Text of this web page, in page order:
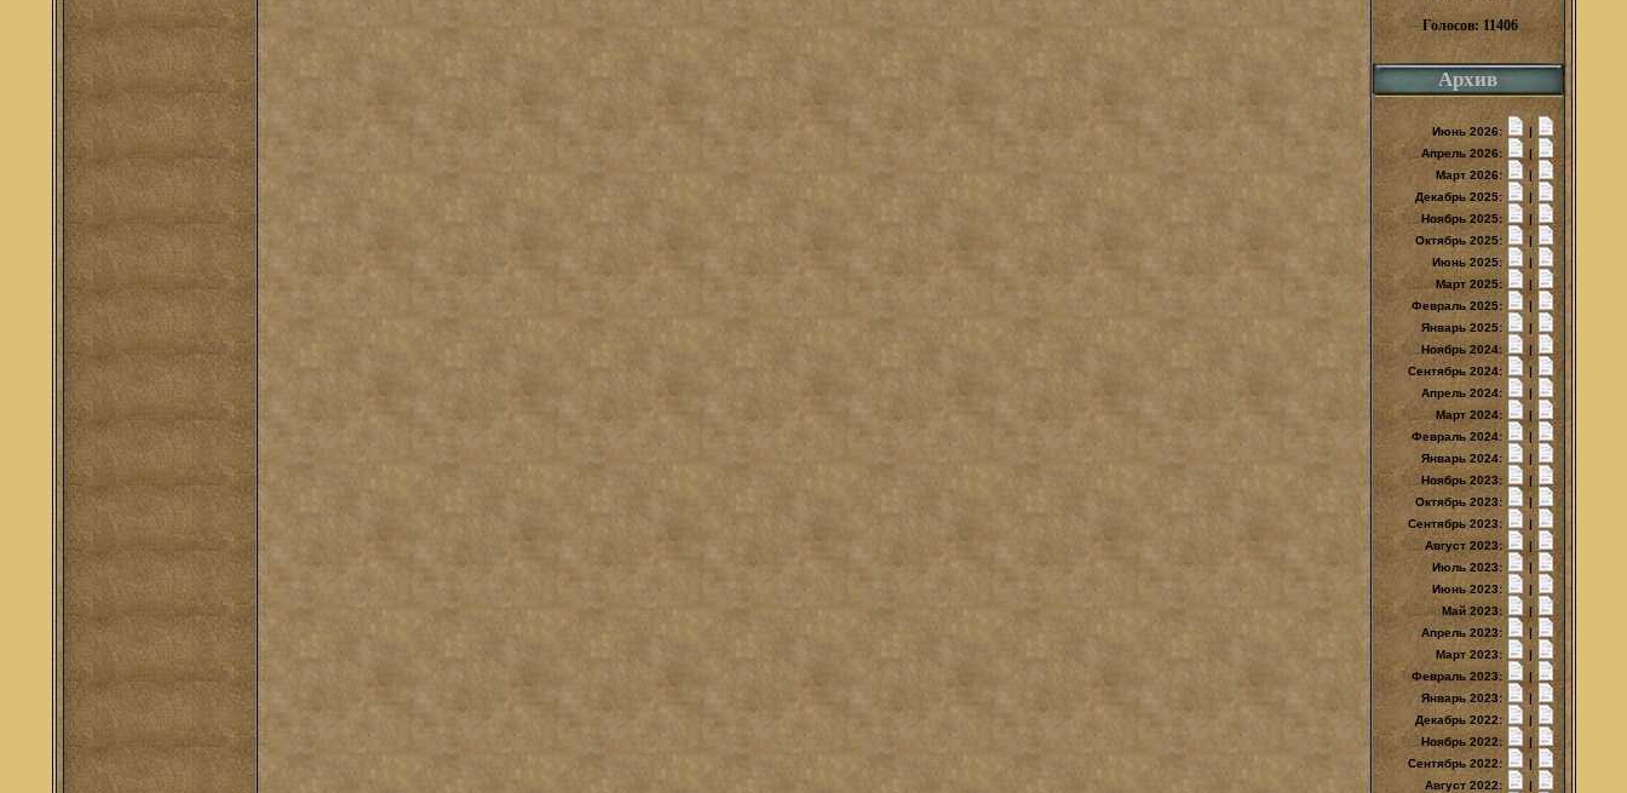
Голосов: 11406
Архив
Июнь 2026:
|
Апрель 2026:
|
Март 2026:
|
Декабрь 2025:
|
Ноябрь 2025:
|
Октябрь 2025:
|
Июнь 2025:
|
Март 2025:
|
Февраль 2025:
|
Январь 2025:
|
Ноябрь 2024:
|
Сентябрь 2024:
|
Апрель 2024:
|
Март 2024:
|
Февраль 2024:
|
Январь 2024:
|
Ноябрь 2023:
|
Октябрь 2023:
|
Сентябрь 2023:
|
Август 2023:
|
Июль 2023:
|
Июнь 2023:
|
Май 2023:
|
Апрель 2023:
|
Март 2023:
|
Февраль 2023:
|
Январь 2023:
|
Декабрь 2022:
|
Ноябрь 2022:
|
Сентябрь 2022:
|
Август 2022:
|